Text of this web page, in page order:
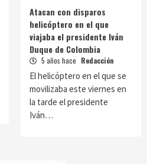
Atacan con disparos
helicóptero en el que
viajaba el presidente Iván
Duque de Colombia
5 años hace Redacción
El helicóptero en el que se
movilizaba este viernes en
la tarde el presidente
Iván…